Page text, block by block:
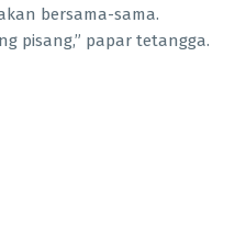
bersama-sama.
pisang,” papar tetangga.